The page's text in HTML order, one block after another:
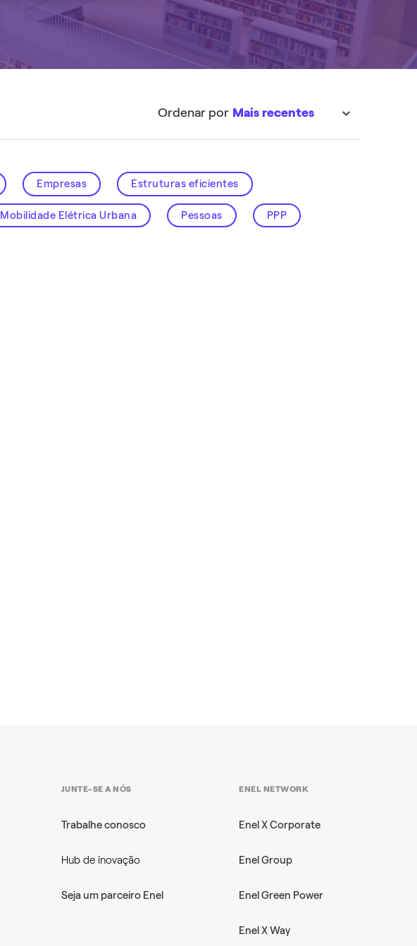
EXPLORAR
EXPLORAR
Ordenar por
Empresas Estruturas eficientes
Mobilidade Elétrica Urbana Pessoas PPP
JUNTE-SE A NÓS
Trabalhe conosco
Hub de inovação
Seja um parceiro Enel
ENEL NETWORK
Enel X Corporate
Enel Group
Enel Green Power
Enel X Way